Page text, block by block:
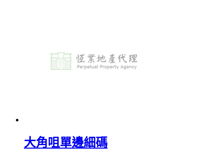
大角咀單邊細碼